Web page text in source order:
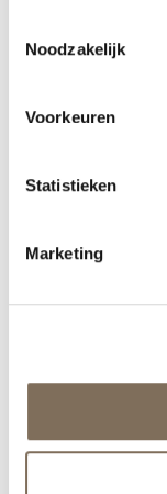
Noodzakelijk
Voorkeuren
Statistieken
Marketing
pakket
effectieve
scheren en
✓Minder last